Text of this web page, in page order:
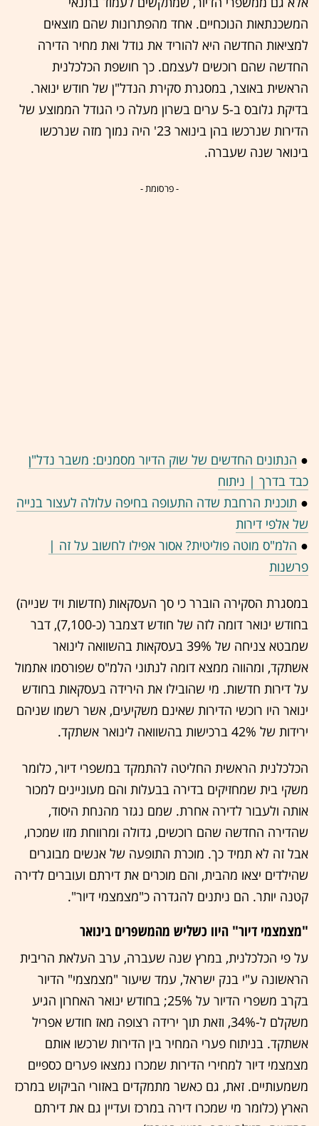
המשכנתאות הנוכחיים. אחד מהפתרונות שהם מוצאים
למציאות החדשה היא להוריד את גודל ואת מחיר הדירה
החדשה שהם רוכשים לעצמם. כך חושפת הכלכלנית
הראשית באוצר, במסגרת סקירת הנדל"ן של חודש ינואר.
בדיקת גלובס ב-5 ערים בשרון מעלה כי הגודל הממוצע של
הדירות שנרכשו בהן בינואר 23' היה נמוך מזה שנרכשו
בינואר שנה שעברה.
- פרסומת -
● הנתונים החדשים של שוק הדיור מסמנים: משבר נדל"ן
כבד בדרך | ניתוח
● תוכנית הרחבת שדה התעופה בחיפה עלולה לעצור בנייה
של אלפי דירות
● הלמ"ס מוטה פוליטית? אסור אפילו לחשוב על זה |
פרשנות
במסגרת הסקירה הוברר כי סך העסקאות (חדשות ויד שנייה)
בחודש ינואר דומה לזה של חודש דצמבר (כ-7,100), דבר
שמבטא צניחה של 39% בעסקאות בהשוואה לינואר
אשתקד, ומהווה ממצא דומה לנתוני הלמ"ס שפורסמו אתמול
על דירות חדשות. מי שהובילו את הירידה בעסקאות בחודש
ינואר היו רוכשי הדירות שאינם משקיעים, אשר רשמו שניהם
ירידות של 42% ברכישות בהשוואה לינואר אשתקד.
הכלכלנית הראשית החליטה להתמקד במשפרי דיור, כלומר
משקי בית שמחזיקים בדירה בבעלות והם מעוניינים למכור
אותה ולעבור לדירה אחרת. שמם נגזר מהנחת היסוד,
שהדירה החדשה שהם רוכשים, גדולה ומרווחת מזו שמכרו,
אבל זה לא תמיד כך. מוכרת התופעה של אנשים מבוגרים
שהילדים יצאו מהבית, והם מוכרים את דירתם ועוברים לדירה
קטנה יותר. הם ניתנים להגדרה כ"מצמצמי דיור".
"מצמצמי דיור" היוו כשליש מהמשפרים בינואר
על פי הכלכלנית, במרץ שנה שעברה, ערב העלאת הריבית
הראשונה ע"י בנק ישראל, עמד שיעור "מצמצמי" הדיור
בקרב משפרי הדיור על 25%; בחודש ינואר האחרון הגיע
משקלם ל-34%, וזאת תוך ירידה רצופה מאז חודש אפריל
אשתקד. בניתוח פערי המחיר בין הדירות שרכשו אותם
מצמצמי דיור למחירי הדירות שמכרו נמצאו פערים כספיים
משמעותיים. זאת, גם כאשר מתמקדים באזורי הביקוש במרכז
הארץ (כלומר מי שמכרו דירה במרכז ועדיין גם את דירתם